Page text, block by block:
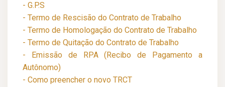
- G.P.S
- Termo de Rescisão do Contrato de Trabalho
- Termo de Homologação do Contrato de Trabalho
- Termo de Quitação do Contrato de Trabalho
- Emissão de RPA (Recibo de Pagamento a
Autônomo)
- Como preencher o novo TRCT